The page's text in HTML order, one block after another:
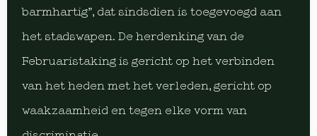
barmhartig”, dat sindsdien is toegevoegd aan
het stadswapen. De herdenking van de
Februaristaking is gericht op het verbinden
van het heden met het verleden, gericht op
waakzaamheid en tegen elke vorm van